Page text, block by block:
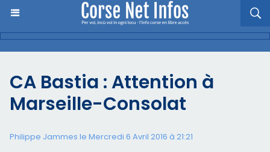
CA Bastia : Attention à
Marseille-Consolat
Philippe Jammes le Mercredi 6 Avril 2016 à 21:21